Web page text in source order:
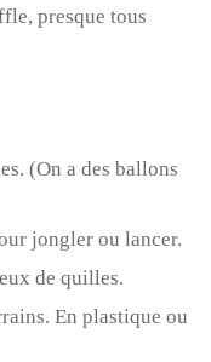
presque tous
(On a des ballons
jongler ou lancer.
de quilles.
En plastique ou